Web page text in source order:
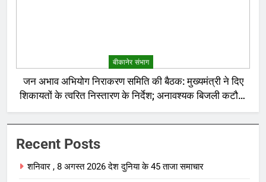
बीकानेर संभाग
जन अभाव अभियोग निराकरण समिति की बैठक: मुख्यमंत्री ने दिए
शिकायतों के त्वरित निस्तारण के निर्देश; अनावश्यक बिजली कटौती
पर सख्त रुख
Recent Posts
शनिवार , 8 अगस्त 2026 देश दुनिया के 45 ताजा समाचार